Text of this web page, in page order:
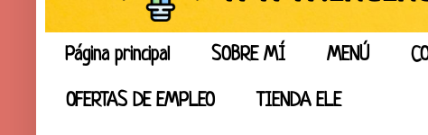
Página principal SOBRE MÍ MENÚ
OFERTAS DE EMPLEO TIENDA ELE